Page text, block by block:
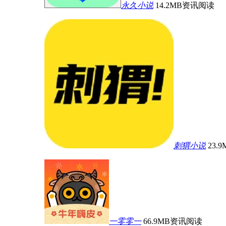
永久小说 14.2MB资讯阅读
刺猬小说
一零零一 66.9MB资讯阅读